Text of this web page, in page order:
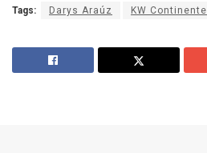
Tags: Darys Araúz KW Continente